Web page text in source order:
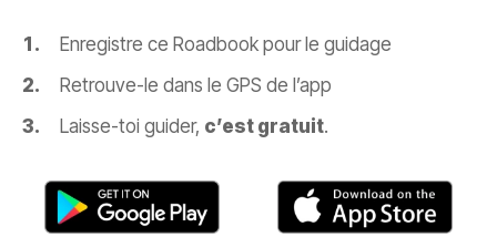
Enregistre ce Roadbook pour le guidage
Retrouve-le dans le GPS de l’app
Laisse-toi guider, c’est gratuit.